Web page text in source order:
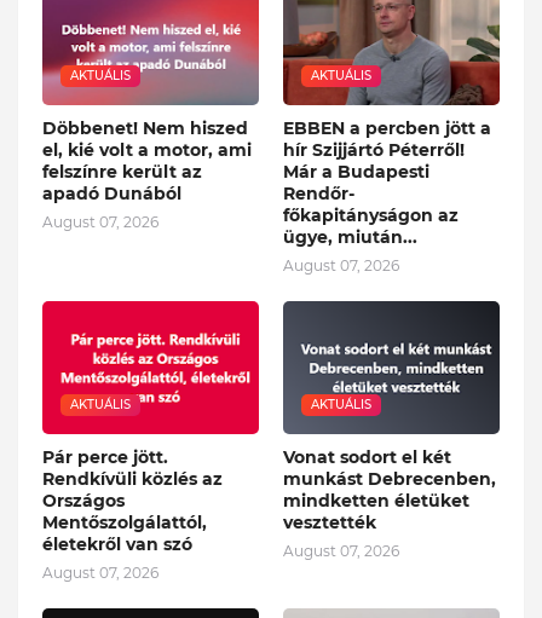
AKTUÁLIS
Döbbenet! Nem hiszed
el, kié volt a motor, ami
felszínre került az
apadó Dunából
August 07, 2026
AKTUÁLIS
EBBEN a percben jött a
hír Szijjártó Péterről!
Már a Budapesti
Rendőr-
főkapitányságon az
ügye, miután...
August 07, 2026
AKTUÁLIS
Pár perce jött.
Rendkívüli közlés az
Országos
Mentőszolgálattól,
életekről van szó
August 07, 2026
AKTUÁLIS
Vonat sodort el két
munkást Debrecenben,
mindketten életüket
vesztették
August 07, 2026